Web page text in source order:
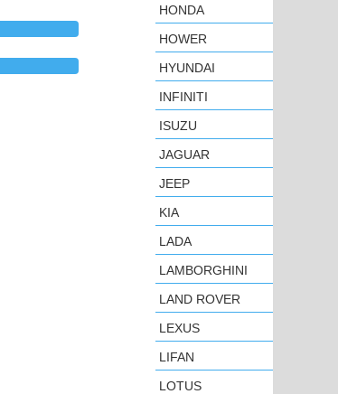
HONDA
HOWER
HYUNDAI
INFINITI
ISUZU
JAGUAR
JEEP
KIA
LADA
LAMBORGHINI
LAND ROVER
LEXUS
LIFAN
LOTUS